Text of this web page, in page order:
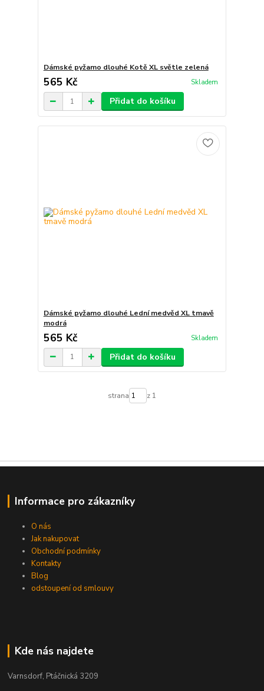
Dámské pyžamo dlouhé Kotě XL světle zelená
565 Kč Skladem
Přidat do košíku
Dámské pyžamo dlouhé Lední medvěd XL tmavě
modrá
565 Kč Skladem
Přidat do košíku
strana z 1
Informace pro zákazníky
O nás
Jak nakupovat
Obchodní podmínky
Kontakty
Blog
odstoupení od smlouvy
Kde nás najdete
Varnsdorf, Ptáčnická 3209